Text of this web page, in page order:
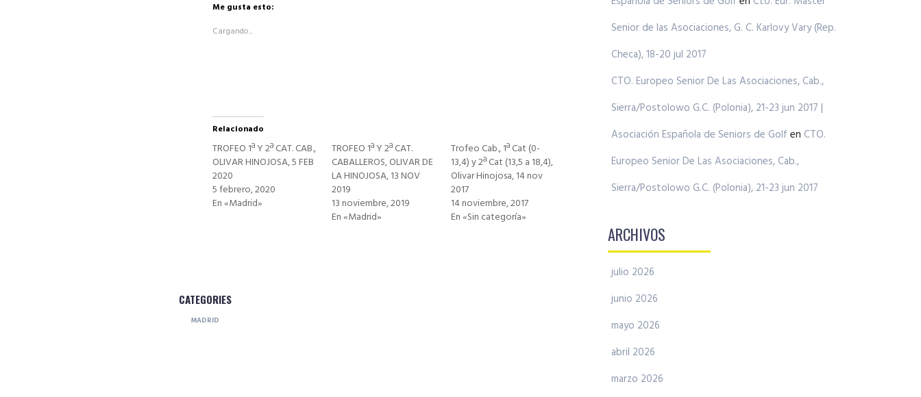
Facebook
(Se
en
Me gusta esto:
Cargando...
Relacionado
TROFEO 1ª Y 2ª CAT. CAB.,
OLIVAR HINOJOSA, 5 FEB
2020
5 febrero, 2020
En «Madrid»
TROFEO 1ª Y 2ª CAT.
CABALLEROS, OLIVAR DE
LA HINOJOSA, 13 NOV
2019
13 noviembre, 2019
En «Madrid»
Trofeo Cab., 1ª Cat (0-
13,4) y 2ª Cat (13,5 a 18,4),
Olivar Hinojosa, 14 nov
2017
14 noviembre, 2017
En «Sin categoría»
CATEGORIES
MADRID
Senior de las Asociaciones, G. C. Karlovy Vary (Rep.
Checa), 18-20 jul 2017
CTO. Europeo Senior De Las Asociaciones, Cab.,
Sierra/Postolowo G.C. (Polonia), 21-23 jun 2017 |
Asociación Española de Seniors de Golf en CTO.
Europeo Senior De Las Asociaciones, Cab.,
Sierra/Postolowo G.C. (Polonia), 21-23 jun 2017
ARCHIVOS
julio 2026
junio 2026
mayo 2026
abril 2026
marzo 2026